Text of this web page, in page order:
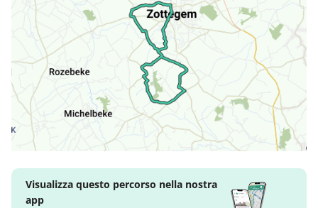
Visualizza questo percorso nella nostra
app